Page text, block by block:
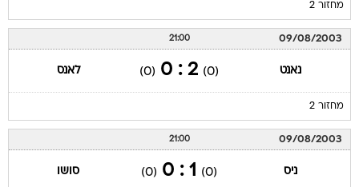
מחזור 2
09/08/2003
21:00
נאנט (0)
2 : 0
(0) לאנס
מחזור 2
09/08/2003
21:00
ניס (0)
1 : 0
(0) סושו